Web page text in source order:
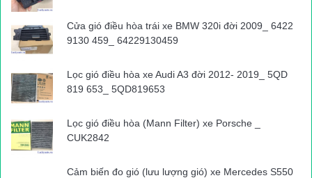
Cửa gió điều hòa trái xe BMW 320i đời 2009_ 6422
9130 459_ 64229130459
Lọc gió điều hòa xe Audi A3 đời 2012- 2019_ 5QD
819 653_ 5QD819653
Lọc gió điều hòa (Mann Filter) xe Porsche _
CUK2842
Cảm biến đo gió (lưu lượng gió) xe Mercedes S550